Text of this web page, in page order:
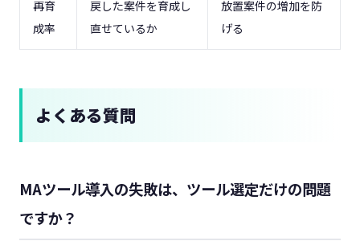
再育
成率
戻した案件を育成し
直せているか
放置案件の増加を防
げる
よくある質問
MAツール導入の失敗は、ツール選定だけの問題
ですか？